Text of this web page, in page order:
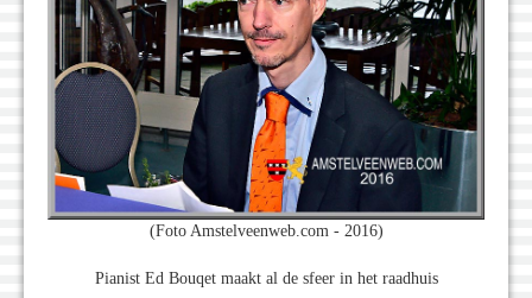
(Foto Amstelveenweb.com - 2016)
Pianist Ed Bouqet maakt al de sfeer in het raadhuis